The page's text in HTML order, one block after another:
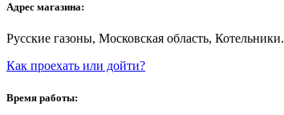
Адрес магазина:
Русские газоны, Московская область, Котельники.
Как проехать или дойти?
Время работы: